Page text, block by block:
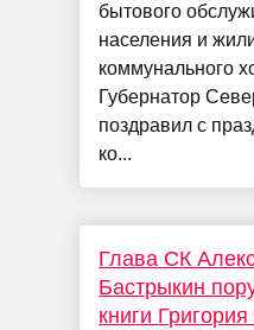
бытового
населения и
коммунального
Губернатор
поздравил с
ко...
Глава СК
Бастрыкин
книги